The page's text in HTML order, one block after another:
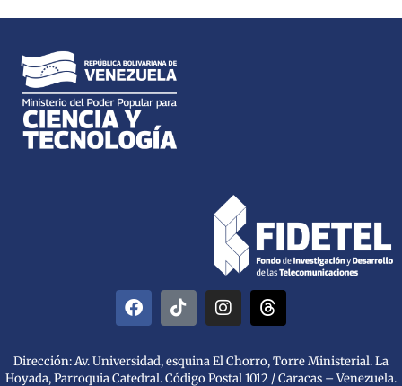
Dirección: Av. Universidad, esquina El Chorro, Torre Ministerial. La
Hoyada, Parroquia Catedral. Código Postal 1012 / Caracas – Venezuela.